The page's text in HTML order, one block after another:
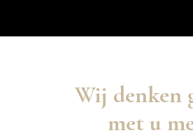
Wij denken
met u